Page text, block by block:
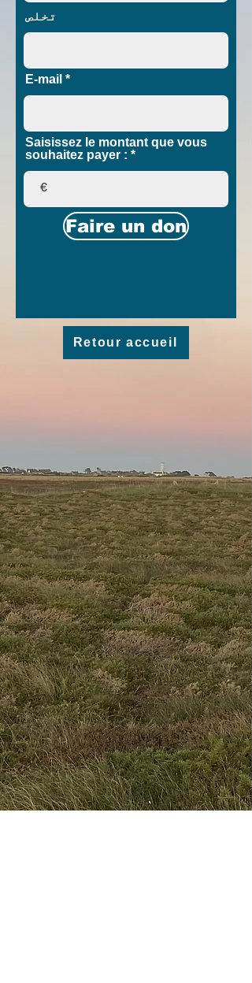
تخلص
E-mail
Saisissez le montant que vous
souhaitez payer :
€
Faire un don
Retour accueil